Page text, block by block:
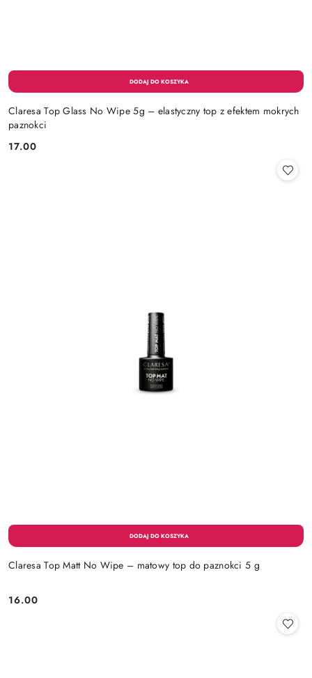
Claresa Top Glass No Wipe 5g – elastyczny top z efektem mokrych
paznokci
Cena:
17.00
Claresa Top Matt No Wipe – matowy top do paznokci 5 g
Cena:
16.00